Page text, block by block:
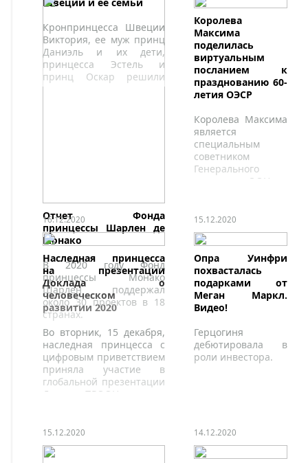
Кронпринцесса Швеции
Виктория, ее муж принц
Даниэль и их дети,
принцесса Эстель и
принц Оскар решили
помочь
Отчет Фонда
принцессы Шарлен де
Монако
В 2020 году Фонд
принцессы Монако
Шарлен поддержал
около 30 проектов в 18
странах.
Королева
Максима
поделилась
виртуальным
посланием к
празднованию 60-
летия ОЭСР
Королева Максима
является
специальным
советником
Генерального
секретаря ООН по
развития.
16.12.2020
Наследная принцесса
на презентации
Доклада о
человеческом
развитии 2020
Во вторник, 15 декабря,
наследная принцесса с
цифровым приветствием
приняла участие в
глобальной презентации
Доклада ПРООН
15.12.2020
Опра Уинфри
похвасталась
подарками от
Меган Маркл.
Видео!
Герцогиня
дебютировала в
роли инвестора.
15.12.2020 14.12.2020